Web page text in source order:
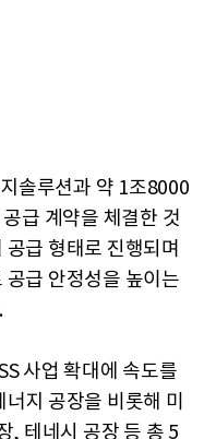
솔루션과 약 1조8000
급 계약을 체결한 것
급 형태로 진행되며
공급 안정성을 높이는
사업 확대에 속도를
지 공장을 비롯해 미
, 테네시 공장 등 총 5